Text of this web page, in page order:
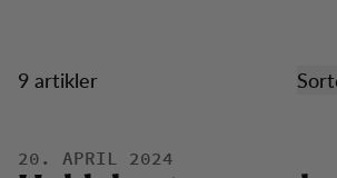
9 artikler
Historier
20. APRIL 2024